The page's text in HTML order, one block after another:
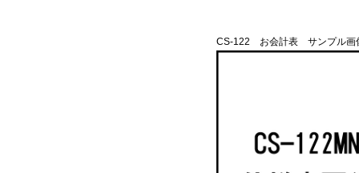
CS-122 お会計表 サンプル画